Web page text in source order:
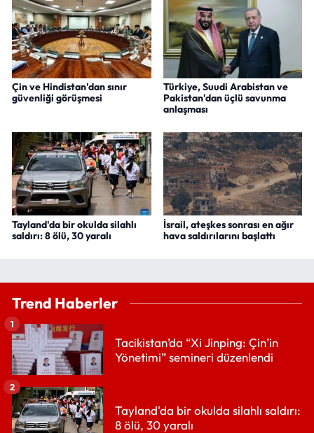
Çin ve Hindistan'dan sınır
güvenliği görüşmesi
Türkiye, Suudi Arabistan ve
Pakistan'dan üçlü savunma
anlaşması
Tayland'da bir okulda silahlı
saldırı: 8 ölü, 30 yaralı
İsrail, ateşkes sonrası en ağır
hava saldırılarını başlattı
Trend Haberler
Tacikistan’da “Xi Jinping: Çin’in
Yönetimi” semineri düzenlendi
1
Tayland'da bir okulda silahlı saldırı:
8 ölü, 30 yaralı
2